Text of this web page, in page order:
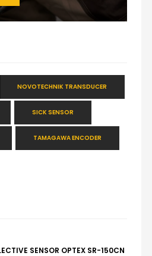
NOVOTECHNIK TRANSDUCER
SICK SENSOR
TAMAGAWA ENCODER
SENSOR OPTEX SR-150CN